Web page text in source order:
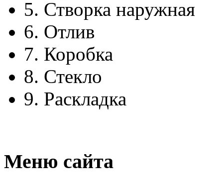
5. Створка наружная
6. Отлив
7. Коробка
8. Стекло
9. Раскладка
Меню сайта